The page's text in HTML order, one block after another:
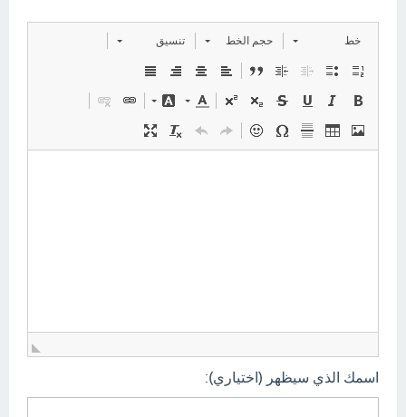
خط حجم الخط تنسيق
اسمك الذي سيظهر (اختياري):